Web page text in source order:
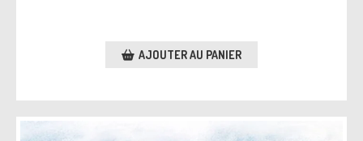
AJOUTER AU PANIER